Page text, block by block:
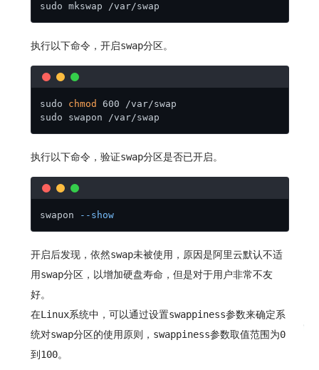
sudo mkswap /var/swap
执行以下命令，开启swap分区。
sudo chmod
600 /var/swap
sudo swapon /var/swap
执行以下命令，验证swap分区是否已开启。
swapon --show
开启后发现，依然swap未被使用，原因是阿里云默认不适
用swap分区，以增加硬盘寿命，但是对于用户非常不友
好。
在Linux系统中，可以通过设置swappiness参数来确定系
统对swap分区的使用原则，swappiness参数取值范围为0
到100。